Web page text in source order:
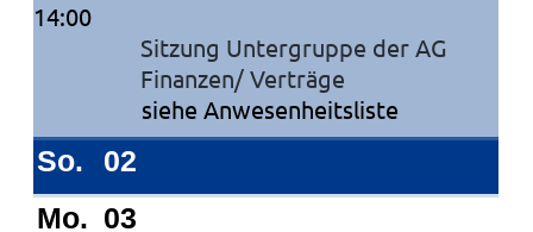
14:00
Sitzung Untergruppe der AG
Finanzen/ Verträge
siehe Anwesenheitsliste
So.
02
Mo. 03